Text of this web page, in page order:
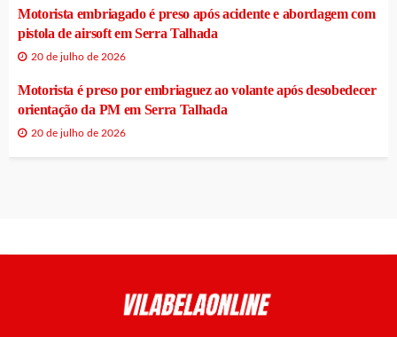
Motorista embriagado é preso após acidente e abordagem com
pistola de airsoft em Serra Talhada
20 de julho de 2026
Motorista é preso por embriaguez ao volante após desobedecer
orientação da PM em Serra Talhada
20 de julho de 2026